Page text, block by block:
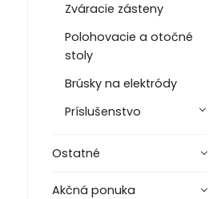
Zváracie zásteny
Polohovacie a otočné
stoly
Brúsky na elektródy
Príslušenstvo
Ostatné
Akčná ponuka